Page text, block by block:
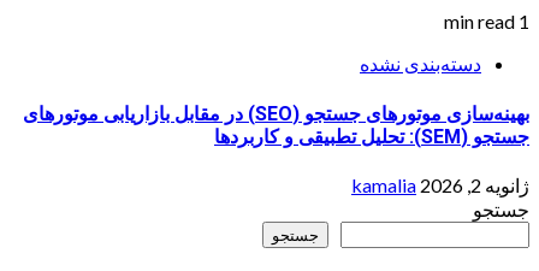
1 min read
دسته‌بندی نشده
بهینه‌سازی موتورهای جستجو (SEO) در مقابل بازاریابی موتورهای
جستجو (SEM): تحلیل تطبیقی و کاربردها
ژانویه 2, 2026
kamalia
جستجو
جستجو